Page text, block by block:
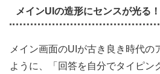
メインUIの造形にセンスが光る！
メイン画面のUIが古き良き時代の
ように、「回答を自分でタイピン